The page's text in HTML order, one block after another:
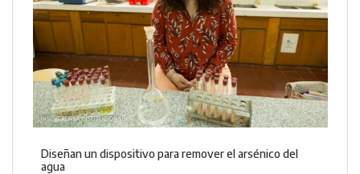
Diseñan un dispositivo para remover el arsénico del
agua